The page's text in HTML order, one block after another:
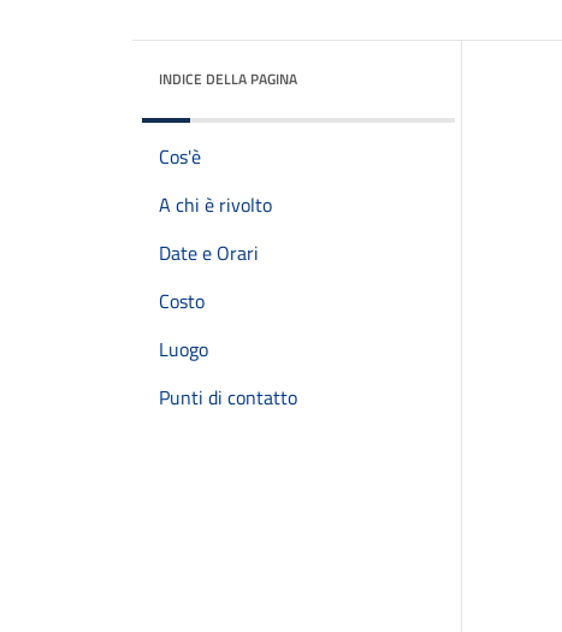
INDICE DELLA PAGINA
Cos'è
A chi è rivolto
Date e Orari
Costo
Luogo
Punti di contatto